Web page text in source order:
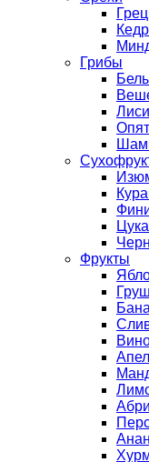
Грибы
Фрукты